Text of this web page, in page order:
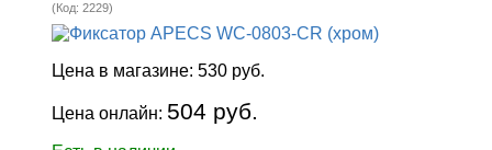
(Код:2229)
Цена в магазине:530 руб.
Цена онлайн: 504 руб.